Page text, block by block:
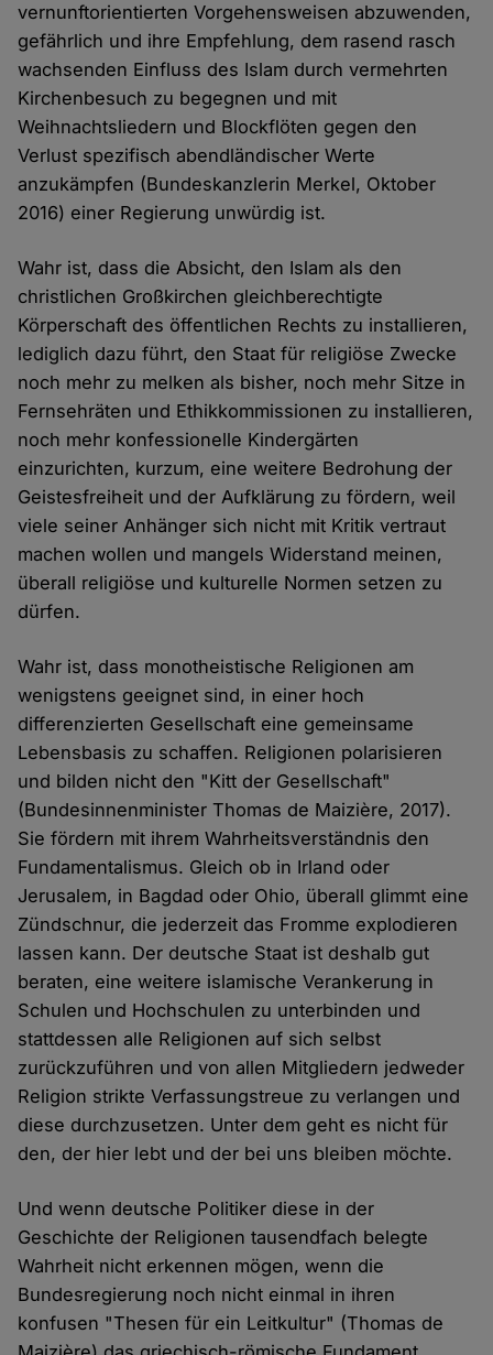
vernunftorientierten Vorgehensweisen abzuwenden,
gefährlich und ihre Empfehlung, dem rasend rasch
wachsenden Einfluss des Islam durch vermehrten
Kirchenbesuch zu begegnen und mit
Weihnachtsliedern und Blockflöten gegen den
Verlust spezifisch abendländischer Werte
anzukämpfen (Bundeskanzlerin Merkel, Oktober
2016) einer Regierung unwürdig ist.
Wahr ist, dass die Absicht, den Islam als den
christlichen Großkirchen gleichberechtigte
Körperschaft des öffentlichen Rechts zu installieren,
lediglich dazu führt, den Staat für religiöse Zwecke
noch mehr zu melken als bisher, noch mehr Sitze in
Fernsehräten und Ethikkommissionen zu installieren,
noch mehr konfessionelle Kindergärten
einzurichten, kurzum, eine weitere Bedrohung der
Geistesfreiheit und der Aufklärung zu fördern, weil
viele seiner Anhänger sich nicht mit Kritik vertraut
machen wollen und mangels Widerstand meinen,
überall religiöse und kulturelle Normen setzen zu
dürfen.
Wahr ist, dass monotheistische Religionen am
wenigstens geeignet sind, in einer hoch
differenzierten Gesellschaft eine gemeinsame
Lebensbasis zu schaffen. Religionen polarisieren
und bilden nicht den "Kitt der Gesellschaft"
(Bundesinnenminister Thomas de Maizière, 2017).
Sie fördern mit ihrem Wahrheitsverständnis den
Fundamentalismus. Gleich ob in Irland oder
Jerusalem, in Bagdad oder Ohio, überall glimmt eine
Zündschnur, die jederzeit das Fromme explodieren
lassen kann. Der deutsche Staat ist deshalb gut
beraten, eine weitere islamische Verankerung in
Schulen und Hochschulen zu unterbinden und
stattdessen alle Religionen auf sich selbst
zurückzuführen und von allen Mitgliedern jedweder
Religion strikte Verfassungstreue zu verlangen und
diese durchzusetzen. Unter dem geht es nicht für
den, der hier lebt und der bei uns bleiben möchte.
Und wenn deutsche Politiker diese in der
Geschichte der Religionen tausendfach belegte
Wahrheit nicht erkennen mögen, wenn die
Bundesregierung noch nicht einmal in ihren
konfusen "Thesen für ein Leitkultur" (Thomas de